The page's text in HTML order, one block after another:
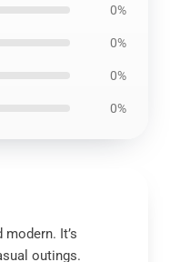
0%
0%
0%
0%
It’s
outings.